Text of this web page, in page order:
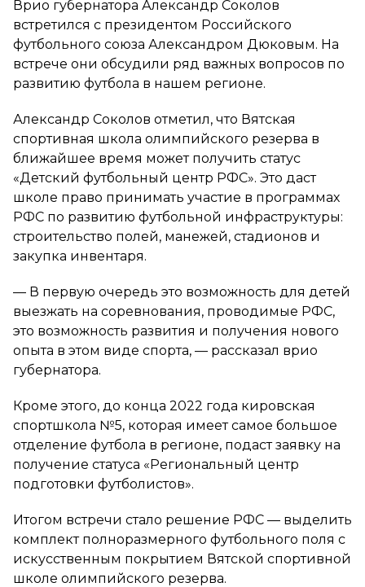
Врио губернатора Александр Соколов
встретился с президентом Российского
футбольного союза Александром Дюковым. На
встрече они обсудили ряд важных вопросов по
развитию футбола в нашем регионе.
Александр Соколов отметил, что Вятская
спортивная школа олимпийского резерва в
ближайшее время может получить статус
«Детский футбольный центр РФС». Это даст
школе право принимать участие в программах
РФС по развитию футбольной инфраструктуры:
строительство полей, манежей, стадионов и
закупка инвентаря.
— В первую очередь это возможность для детей
выезжать на соревнования, проводимые РФС,
это возможность развития и получения нового
опыта в этом виде спорта, — рассказал врио
губернатора.
Кроме этого, до конца 2022 года кировская
спортшкола №5, которая имеет самое большое
отделение футбола в регионе, подаст заявку на
получение статуса «Региональный центр
подготовки футболистов».
Итогом встречи стало решение РФС — выделить
комплект полноразмерного футбольного поля с
искусственным покрытием Вятской спортивной
школе олимпийского резерва.